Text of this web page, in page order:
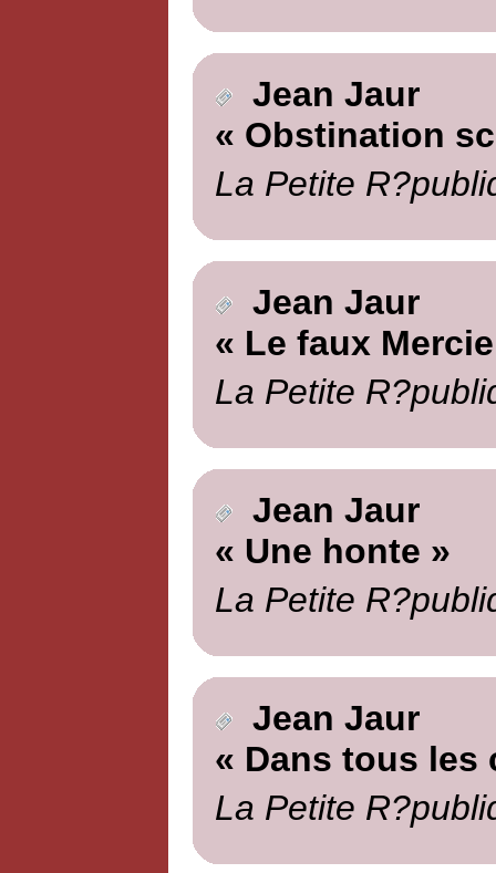
Jean Jaur
« Obstination
La Petite
Jean Jaur
« Le faux
La Petite
Jean Jaur
« Une honte »
La Petite
Jean Jaur
« Dans tous les
La Petite